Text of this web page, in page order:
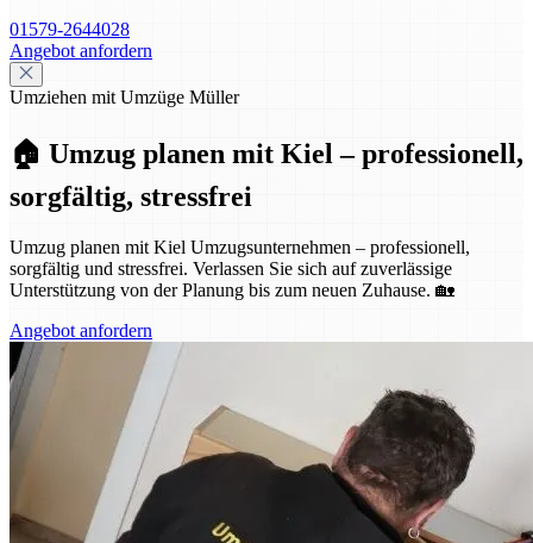
01579-2644028
Angebot anfordern
Umziehen mit Umzüge Müller
🏠 Umzug planen mit Kiel – professionell,
sorgfältig, stressfrei
Umzug planen mit Kiel Umzugsunternehmen – professionell,
sorgfältig und stressfrei. Verlassen Sie sich auf zuverlässige
Unterstützung von der Planung bis zum neuen Zuhause. 🏡
Angebot anfordern